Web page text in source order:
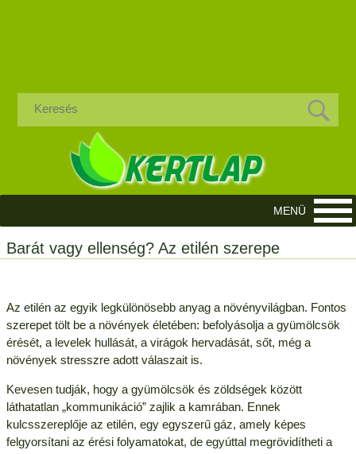
Barát vagy ellenség? Az etilén szerepe
Az etilén az egyik legkülönösebb anyag a növényvilágban. Fontos
szerepet tölt be a növények életében: befolyásolja a gyümölcsök
érését, a levelek hullását, a virágok hervadását, sőt, még a
növények stresszre adott válaszait is.
Kevesen tudják, hogy a gyümölcsök és zöldségek között
láthatatlan „kommunikáció” zajlik a kamrában. Ennek
kulcsszereplője az etilén, egy egyszerű gáz, amely képes
felgyorsítani az érési folyamatokat, de egyúttal megrövidítheti a